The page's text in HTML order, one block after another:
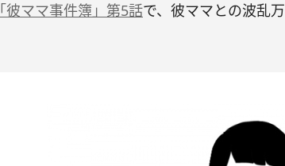
「彼ママ事件簿」第5話で、彼ママとの波乱